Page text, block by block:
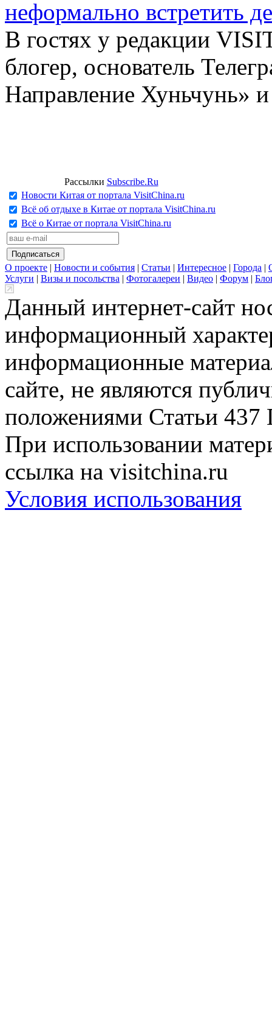
неформально встретить
В гостях у редакции
блогер, основатель
Направление Хуньчунь»
Рассылки Subscribe.Ru
Новости Китая от портала VisitChina.ru
Всё об отдыхе в Китае от портала VisitChina.ru
Всё о Китае от портала VisitChina.ru
О проекте | Новости и события | Статьи | Интересное | Города |
Услуги | Визы и посольства | Фотогалереи | Видео | Форум |
Данный интернет-сайт
информационный
информационные
сайте, не являются
положениями Статьи 437
При использовании
ссылка на visitchina.ru
Условия использования